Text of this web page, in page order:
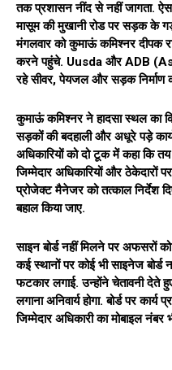
तक प्रशासन नींद से नहीं जागता.
मासूम की मुखानी रोड पर सड़क के
मंगलवार को कुमाऊं कमिश्नर दीपक
करने पहुंचे. Uusda और ADB
रहे सीवर, पेयजल और सड़क निर्माण
कुमाऊं कमिश्नर ने हादसा स्थल का
सड़कों की बदहाली और अधूरे पड़े
अधिकारियों को दो टूक में कहा कि
जिम्मेदार अधिकारियों और ठेकेदारों
प्रोजेक्ट मैनेजर को तत्काल निर्देश
बहाल किया जाए.
साइन बोर्ड नहीं मिलने पर अफसरों
कई स्थानों पर कोई भी साइनेज
फटकार लगाई. उन्होंने चेतावनी देते
लगाना अनिवार्य होगा. बोर्ड पर
जिम्मेदार अधिकारी का मोबाइल नंबर